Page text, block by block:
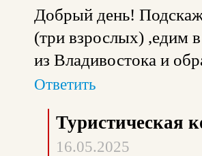
Добрый день!
(три взрослых) ,едим
из Владивостока и
Ответить
Туристическая
16.05.2025